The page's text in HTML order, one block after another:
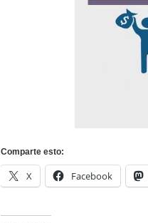
Comparte esto:
X Facebook